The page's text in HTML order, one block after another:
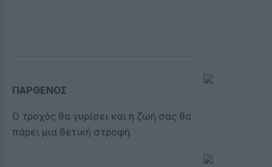
ΠΑΡΘΕΝΟΣ
Ο τροχός θα γυρίσει και η ζωή σας θα
πάρει μια θετική στροφή.